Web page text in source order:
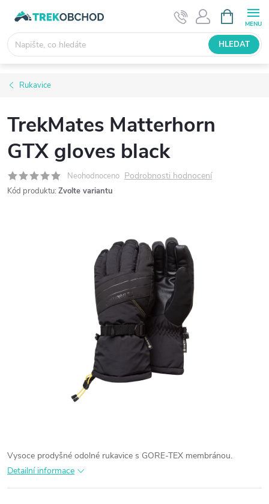
obsah
NÁKUPNÍ
KOŠÍK
HLEDAT
Rukavice
TrekMates Matterhorn
GTX gloves black
Neohodnoceno Podrobnosti hodnocení
Kód produktu: Zvolte variantu
Vysoce prodyšné odolné rukavice s GORE-TEX membránou.
Detailní informace